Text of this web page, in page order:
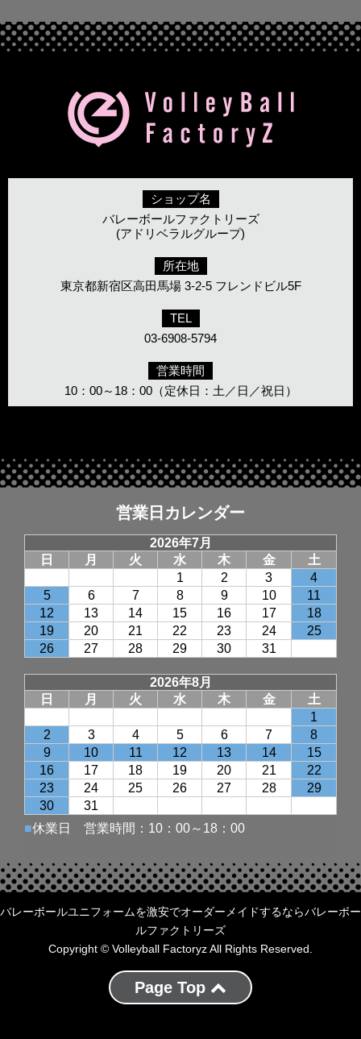
ショップ名
バレーボールファクトリーズ
(アドリベラルグループ)
所在地
東京都新宿区高田馬場 3-2-5 フレンドビル5F
TEL
03-6908-5794
営業時間
10：00～18：00（定休日：土／日／祝日）
営業日カレンダー
バレーボールユニフォームを激安でオーダーメイドするならバレーボー
ルファクトリーズ
Copyright © Volleyball Factoryz All Rights Reserved.
Page Top